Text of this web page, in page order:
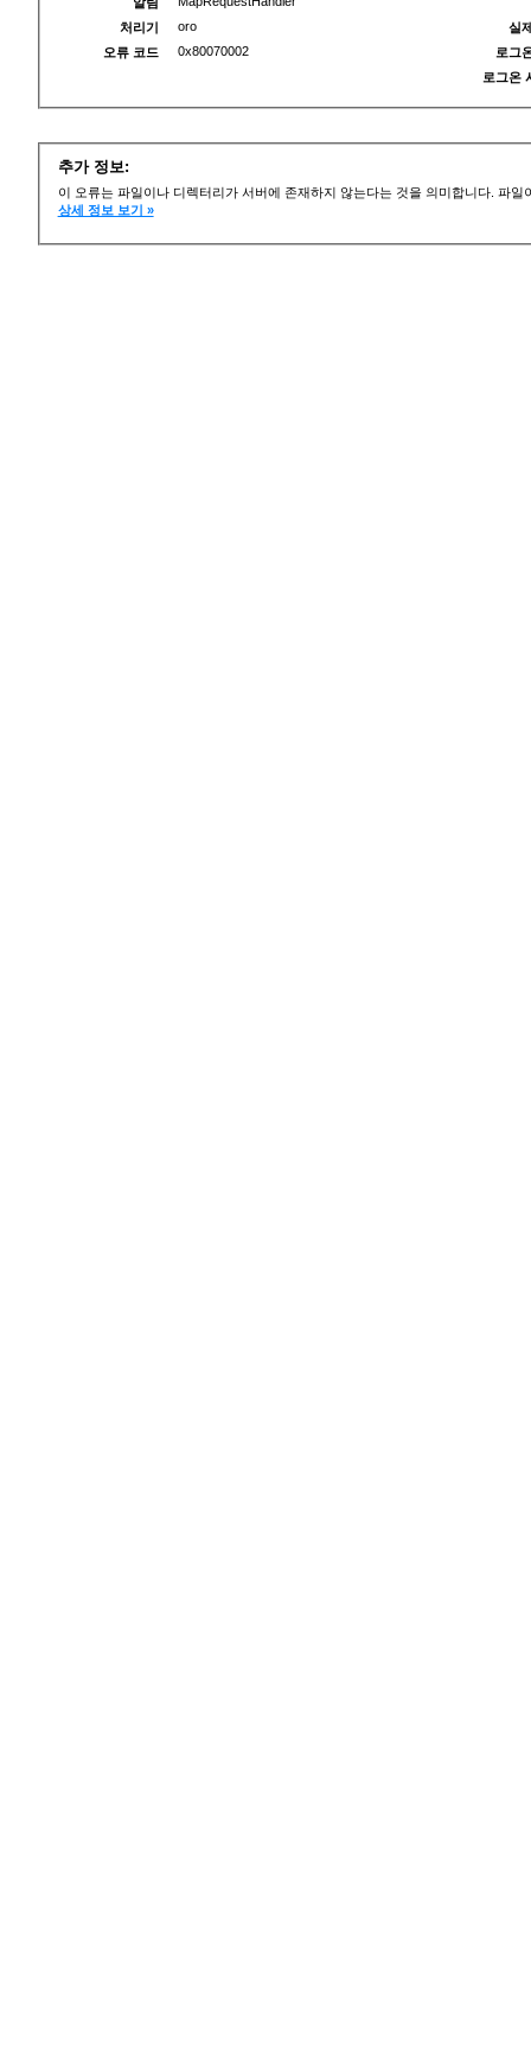
처리기
oro
오류 코드
0x80070002
실
로그
로그온
추가 정보:
이 오류는 파일이나 디렉터리가 서버에 존재하지 않는다는 것을 의미합니다. 파
상세 정보 보기 »